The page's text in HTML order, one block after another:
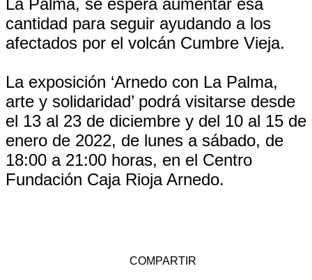
La Palma, se espera aumentar esa
cantidad para seguir ayudando a los
afectados por el volcán Cumbre Vieja.
La exposición ‘Arnedo con La Palma,
arte y solidaridad’ podrá visitarse desde
el 13 al 23 de diciembre y del 10 al 15 de
enero de 2022, de lunes a sábado, de
18:00 a 21:00 horas, en el Centro
Fundación Caja Rioja Arnedo.
COMPARTIR